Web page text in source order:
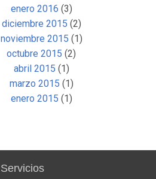
enero 2016 (3)
diciembre 2015 (2)
noviembre 2015 (1)
octubre 2015 (2)
abril 2015 (1)
marzo 2015 (1)
enero 2015 (1)
Servicios